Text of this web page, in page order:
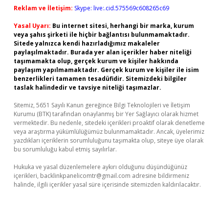
Reklam ve İletişim: Skype: live:.cid.575569c608265c69
Yasal Uyarı: Bu internet sitesi, herhangi bir marka, kurum
veya şahıs şirketi ile hiçbir bağlantısı bulunmamaktadır.
Sitede yalnızca kendi hazırladığımız makaleler
paylaşılmaktadır. Burada yer alan içerikler haber niteliği
taşımamakta olup, gerçek kurum ve kişiler hakkında
paylaşım yapılmamaktadır. Gerçek kurum ve kişiler ile isim
benzerlikleri tamamen tesadüfidir. Sitemizdeki bilgiler
taslak halindedir ve tavsiye niteliği taşımazlar.
Sitemiz, 5651 Sayılı Kanun gereğince Bilgi Teknolojileri ve İletişim
Kurumu (BTK) tarafından onaylanmış bir Yer Sağlayıcı olarak hizmet
vermektedir. Bu nedenle, sitedeki içerikleri proaktif olarak denetleme
veya araştırma yükümlülüğümüz bulunmamaktadır. Ancak, üyelerimiz
yazdıkları içeriklerin sorumluluğunu taşımakta olup, siteye üye olarak
bu sorumluluğu kabul etmiş sayılırlar.
Hukuka ve yasal düzenlemelere aykırı olduğunu düşündüğünüz
içerikleri, backlinkpanelicomtr@gmail.com adresine bildirmeniz
halinde, ilgili içerikler yasal süre içerisinde sitemizden kaldırılacaktır.